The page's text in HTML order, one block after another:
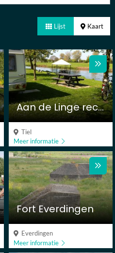
Lijst Kaart
Aan de Linge recreatie
Tiel
Meer informatie
Fort Everdingen
Everdingen
Meer informatie